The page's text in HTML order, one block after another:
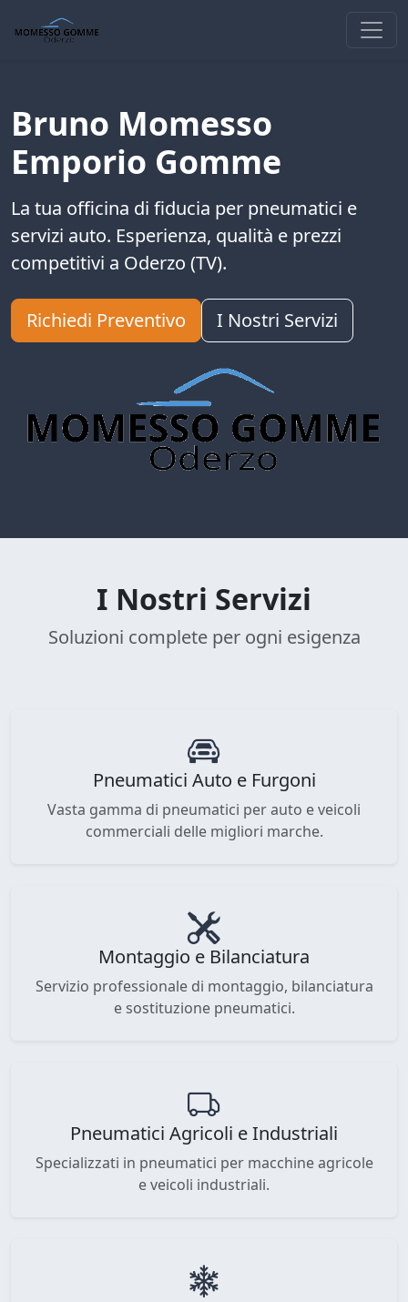
Bruno Momesso
Emporio Gomme
La tua officina di fiducia per pneumatici e
servizi auto. Esperienza, qualità e prezzi
competitivi a Oderzo (TV).
Richiedi Preventivo I Nostri Servizi
I Nostri Servizi
Soluzioni complete per ogni esigenza
Pneumatici Auto e Furgoni
Vasta gamma di pneumatici per auto e veicoli
commerciali delle migliori marche.
Montaggio e Bilanciatura
Servizio professionale di montaggio, bilanciatura
e sostituzione pneumatici.
Pneumatici Agricoli e Industriali
Specializzati in pneumatici per macchine agricole
e veicoli industriali.